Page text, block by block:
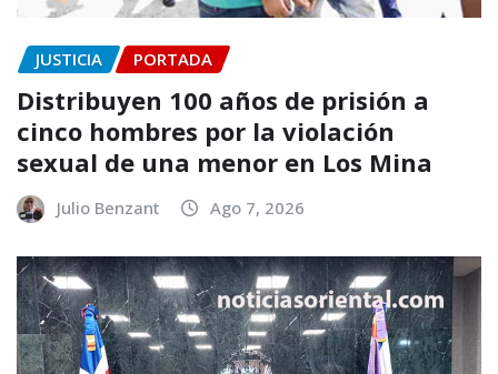
JUSTICIA PORTADA
Distribuyen 100 años de prisión a
cinco hombres por la violación
sexual de una menor en Los Mina
Julio Benzant Ago 7, 2026